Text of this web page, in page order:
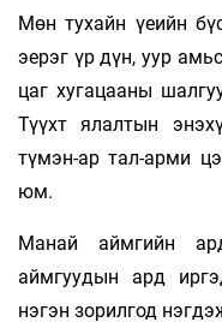
Мөн тухайн үеийн
эерэг үр дүн, уур
цаг хугацааны
Түүхт ялалтын
түмэн-ар тал-арми
юм.
Манай аймгийн
аймгуудын ард
нэгэн зорилгод